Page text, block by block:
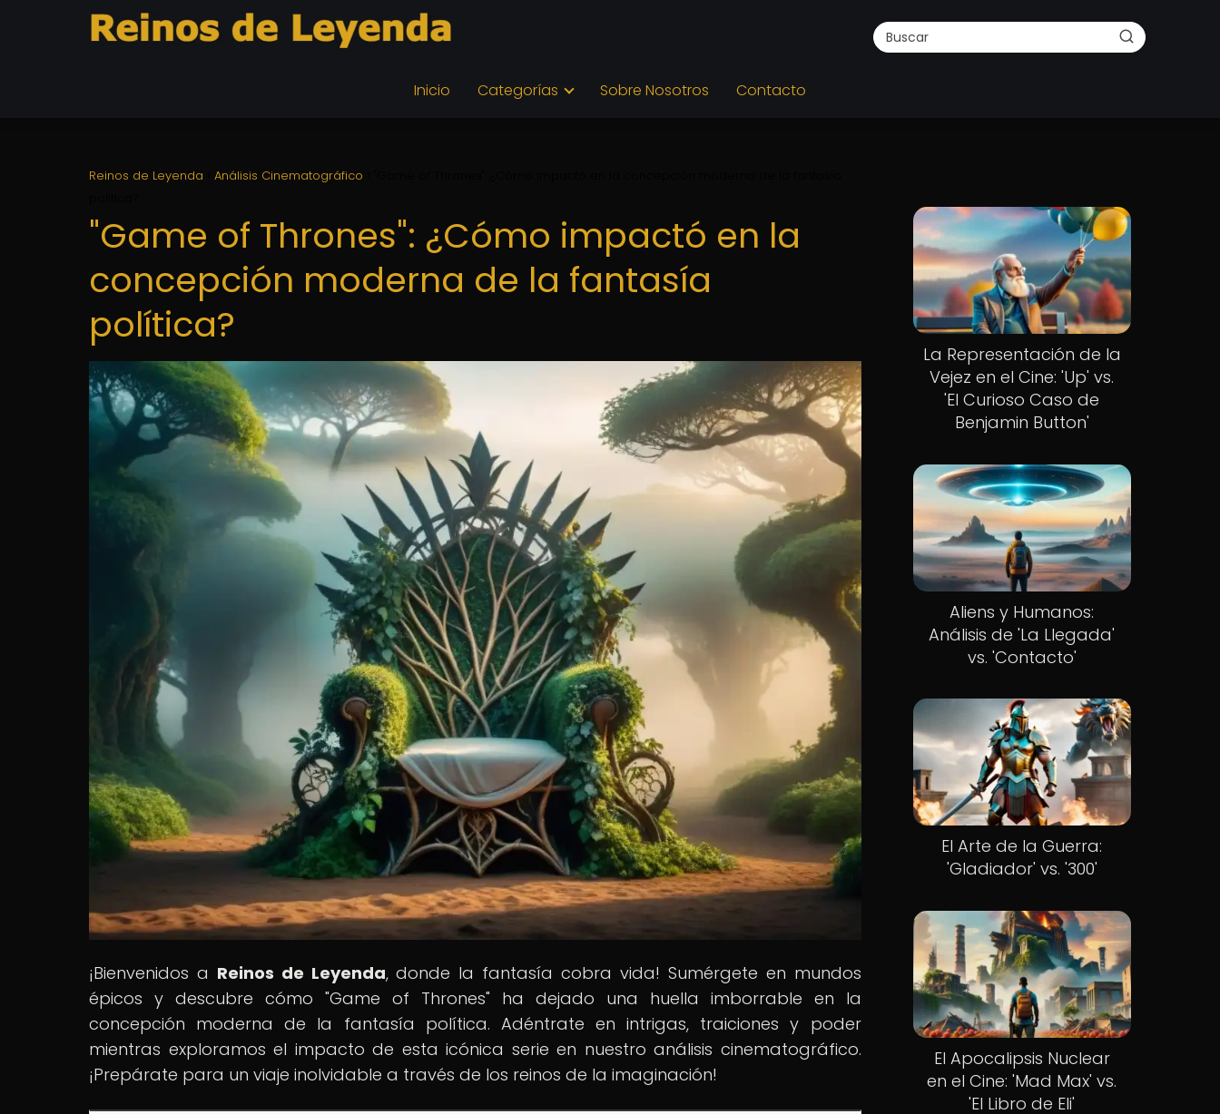
Inicio Categorías Sobre Nosotros Contacto
Reinos de Leyenda Análisis Cinematográfico
"Game of Thrones": ¿Cómo impactó en la
concepción moderna de la fantasía
política?
¡Bienvenidos a Reinos de Leyenda, donde la fantasía cobra vida! Sumérgete en mundos
épicos y descubre cómo "Game of Thrones" ha dejado una huella imborrable en la
concepción moderna de la fantasía política. Adéntrate en intrigas, traiciones y poder
mientras exploramos el impacto de esta icónica serie en nuestro análisis cinematográfico.
¡Prepárate para un viaje inolvidable a través de los reinos de la imaginación!
La Representación de la
Vejez en el Cine: 'Up' vs.
'El Curioso Caso de
Benjamin Button'
Aliens y Humanos:
Análisis de 'La Llegada'
vs. 'Contacto'
El Arte de la Guerra:
'Gladiador' vs. '300'
El Apocalipsis Nuclear
en el Cine: 'Mad Max' vs.
'El Libro de Eli'